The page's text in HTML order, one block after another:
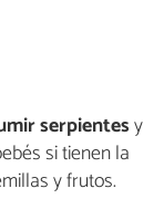
serpientesy
si tienen la
y frutos.